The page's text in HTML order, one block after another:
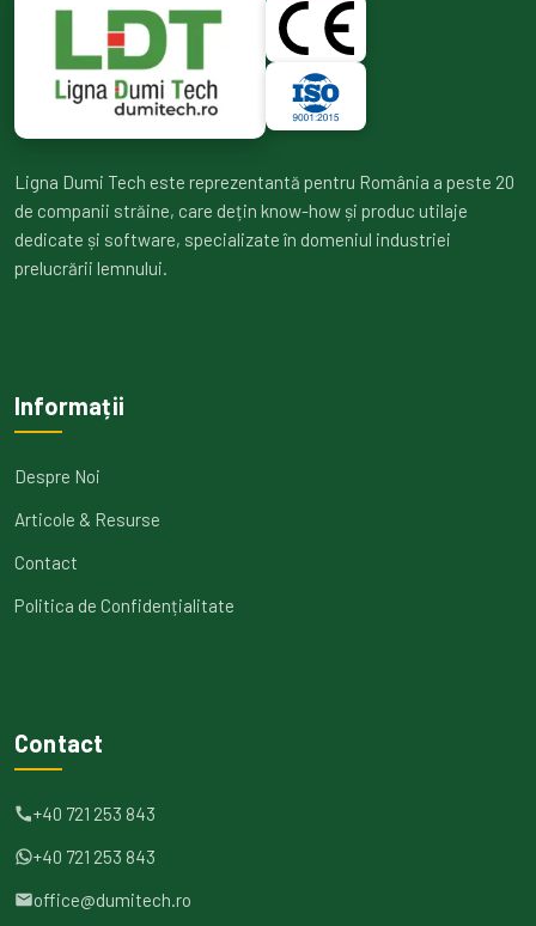
Ligna Dumi Tech este reprezentantă pentru România a peste 20
de companii străine, care dețin know-how și produc utilaje
dedicate și software, specializate în domeniul industriei
prelucrării lemnului.
Informații
Despre Noi
Articole & Resurse
Contact
Politica de Confidențialitate
Contact
+40 721 253 843
+40 721 253 843
office@dumitech.ro